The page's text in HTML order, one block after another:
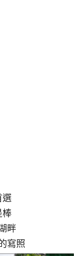
選
棒
畔
寫照